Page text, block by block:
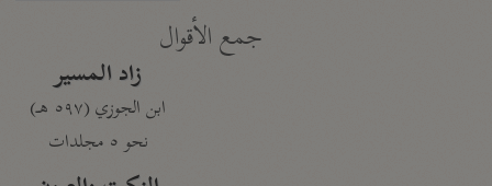
جمع الأقوال
زاد المسير
ابن الجوزي (٥٩٧ هـ)
نحو ٥ مجلدات